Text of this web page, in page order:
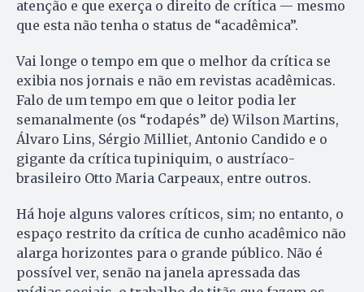
atenção e que exerça o direito de crítica — mesmo
que esta não tenha o status de “acadêmica”.
Vai longe o tempo em que o melhor da crítica se
exibia nos jornais e não em revistas acadêmicas.
Falo de um tempo em que o leitor podia ler
semanalmente (os “rodapés” de) Wilson Martins,
Álvaro Lins, Sérgio Milliet, Antonio Candido e o
gigante da crítica tupiniquim, o austríaco-
brasileiro Otto Maria Carpeaux, entre outros.
Há hoje alguns valores críticos, sim; no entanto, o
espaço restrito da crítica de cunho acadêmico não
alarga horizontes para o grande público. Não é
possível ver, senão na janela apressada das